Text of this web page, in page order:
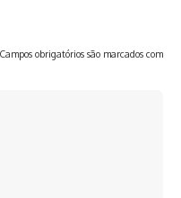
Campos obrigatórios são marcados com